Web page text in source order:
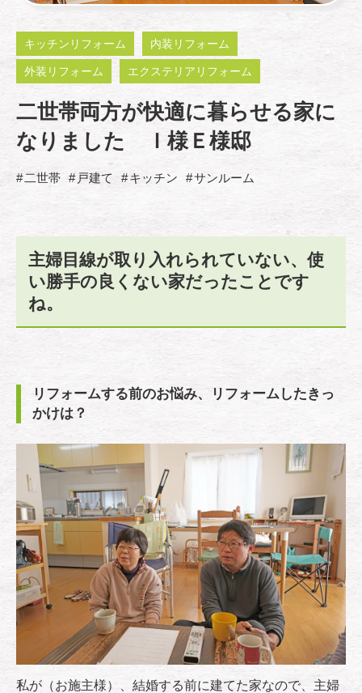
キッチンリフォーム 内装リフォーム
外装リフォーム エクステリアリフォーム
二世帯両方が快適に暮らせる家に
なりました Ｉ様Ｅ様邸
二世帯 戸建て キッチン サンルーム
主婦目線が取り入れられていない、使
い勝手の良くない家だったことです
ね。
リフォームする前のお悩み、リフォームしたきっ
かけは？
私が（お施主様）、結婚する前に建てた家なので、主婦